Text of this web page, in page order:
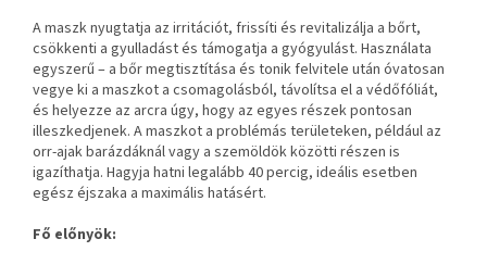
A maszk nyugtatja az irritációt, frissíti és revitalizálja a bőrt,
csökkenti a gyulladást és támogatja a gyógyulást. Használata
egyszerű – a bőr megtisztítása és tonik felvitele után óvatosan
vegye ki a maszkot a csomagolásból, távolítsa el a védőfóliát,
és helyezze az arcra úgy, hogy az egyes részek pontosan
illeszkedjenek. A maszkot a problémás területeken, például az
orr-ajak barázdáknál vagy a szemöldök közötti részen is
igazíthatja. Hagyja hatni legalább 40 percig, ideális esetben
egész éjszaka a maximális hatásért.
Fő előnyök: